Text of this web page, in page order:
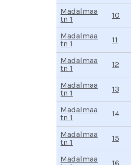
Madalmaa
tn 1
10
Madalmaa
tn 1
11
Madalmaa
tn 1
12
Madalmaa
tn 1
13
Madalmaa
tn 1
14
Madalmaa
tn 1
15
Madalmaa
16